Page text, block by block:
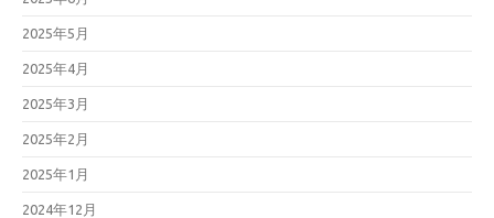
2025年5月
2025年4月
2025年3月
2025年2月
2025年1月
2024年12月